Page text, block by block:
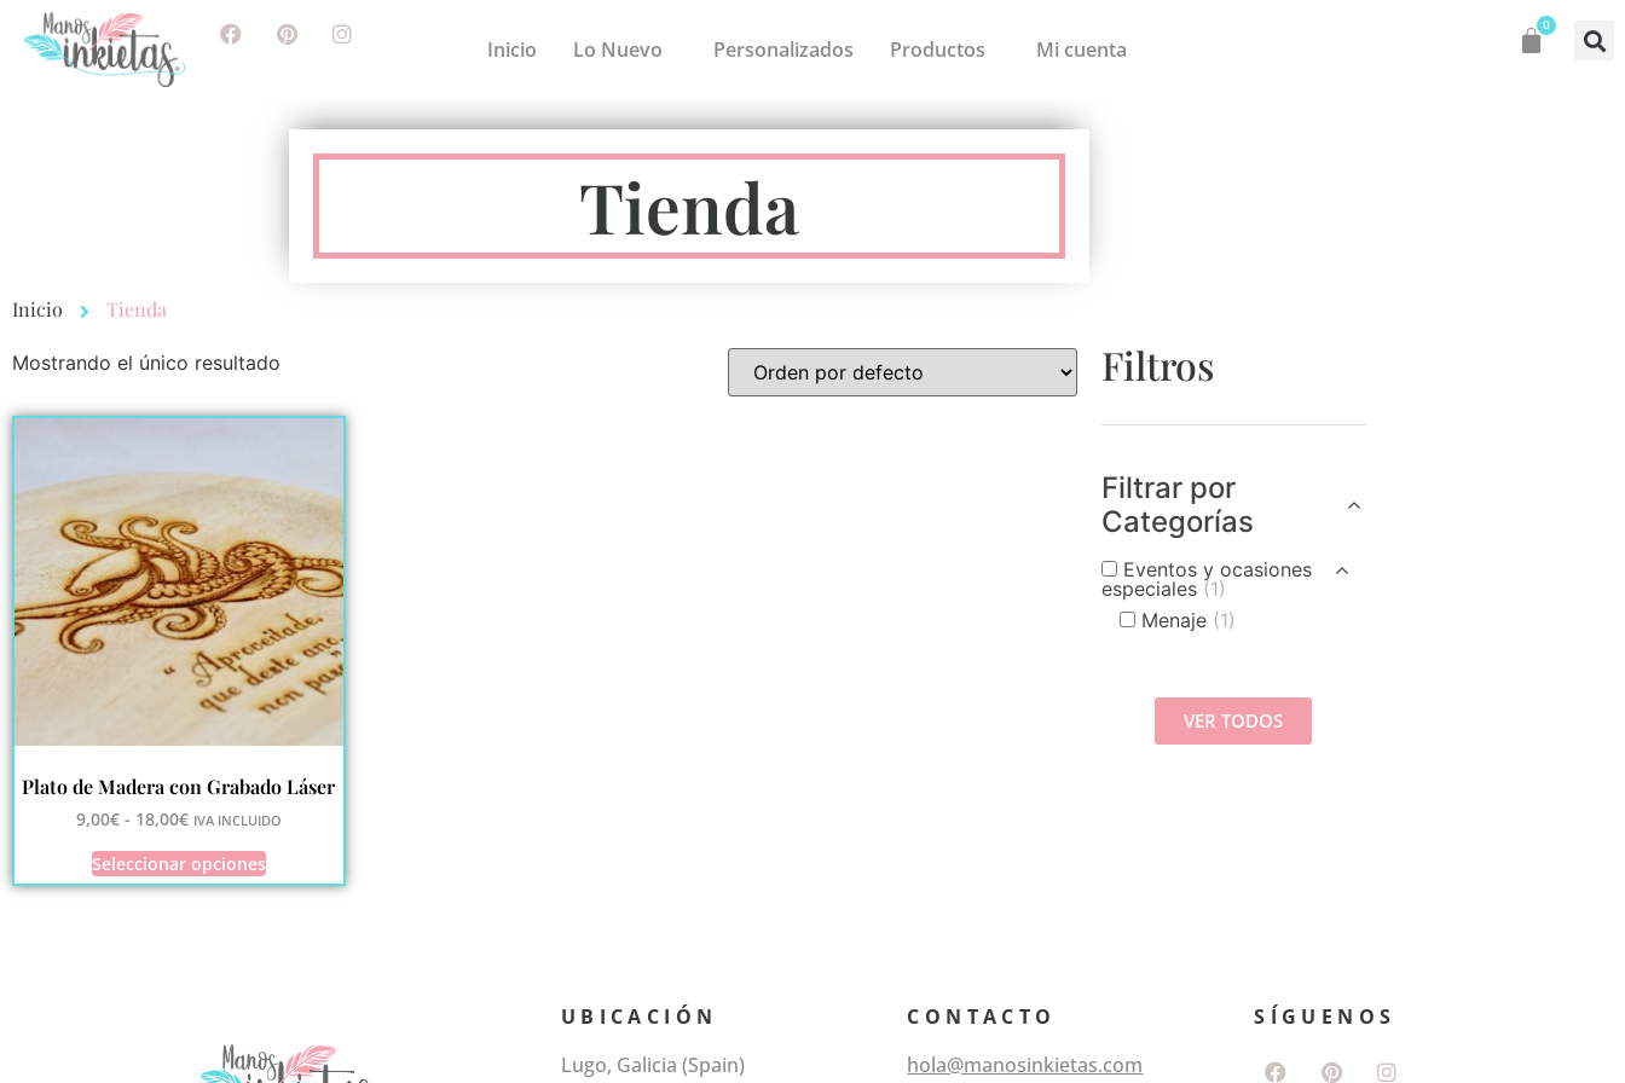
Inicio Lo Nuevo Personalizados Productos Mi cuenta
0
Tienda
Inicio Tienda
Mostrando el único resultado
Plato de Madera con Grabado Láser
9,00€ - 18,00€ IVA INCLUIDO
Seleccionar opciones
Filtros
Filtrar por
Categorías
Eventos y ocasiones
especiales (1)
Menaje (1)
VER TODOS
UBICACIÓN
Lugo, Galicia (Spain)
CONTACTO
hola@manosinkietas.com
SÍGUENOS